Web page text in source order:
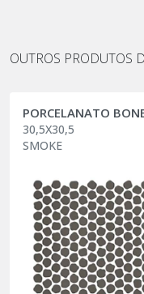
OUTROS PRODUTOS
PORCELANATO
30,5X30,5
SMOKE